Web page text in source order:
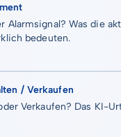
Alarmsignal? Was die
bedeuten.
/ Verkaufen
Verkaufen? Das KI-